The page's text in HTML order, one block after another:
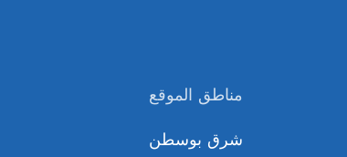
مناطق الموقع
شرق بوسطن